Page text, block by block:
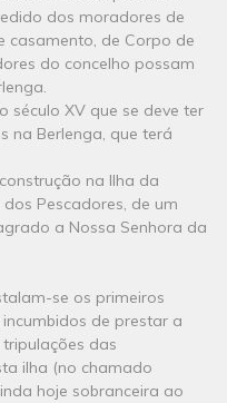
dos moradores de
casamento, de Corpo de
do concelho possam
século XV que se deve ter
na Berlenga, que terá
na Ilha da
Pescadores, de um
a Nossa Senhora da
se os primeiros
de prestar a
das
ilha (no chamado
hoje sobranceira ao